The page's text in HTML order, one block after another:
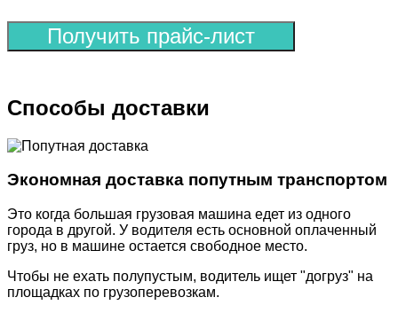
Получить прайс-лист
Способы доставки
Экономная доставка попутным транспортом
Это когда большая грузовая машина едет из одного
города в другой. У водителя есть основной оплаченный
груз, но в машине остается свободное место.
Чтобы не ехать полупустым, водитель ищет "догруз" на
площадках по грузоперевозкам.